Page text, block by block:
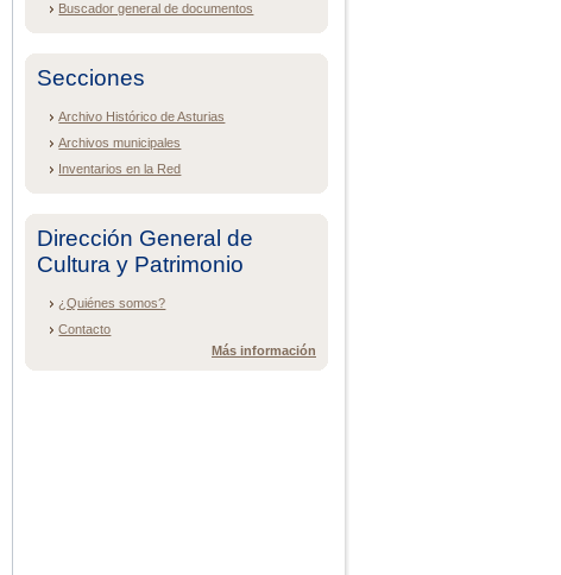
Buscador general de documentos
Secciones
Archivo Histórico de Asturias
Archivos municipales
Inventarios en la Red
Dirección General de
Cultura y Patrimonio
¿Quiénes somos?
Contacto
Más información